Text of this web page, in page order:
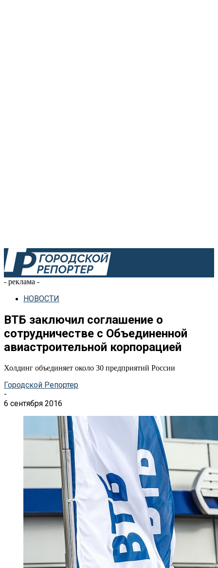
- реклама -
НОВОСТИ
ВТБ заключил соглашение о
сотрудничестве с Объединенной
авиастроительной корпорацией
Холдинг объединяет около 30 предприятий России
Городской Репортер
-
6 сентября 2016